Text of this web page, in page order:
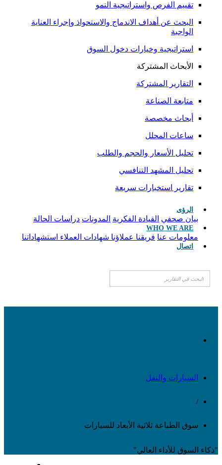
تقييم الفرص واستراتيجية النمو
البحث عن أهداف الاندماج والاستحواذ وإجراء العناية
الواجبة
استراتيجية وخيارات دخول السوق
الأبحاث المشتركة
التقارير المشتركة
متابعة الصناعة
أبحاث مخصصة
ساعات المحلل
تحليل الأسعار والحجم والطلب
تحليل المشهد التنافسي
تقارير استخبارات سريعة
الرؤى
بيان صحفي القيادة الفكرية المدونات دراسات الحالة
WHO WE ARE
معلومات عنا فريقناعملاؤناشهادات العملاءاستشهاداتنا
اتصال
السيارات والنقل
سوق الطباعة ثلاثية الأبعاد للسيارات
السوق للأداء العالي"